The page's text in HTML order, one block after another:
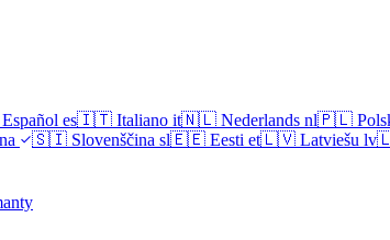
Español es🇮🇹 Italiano it🇳🇱 Nederlands nl🇵🇱
🇸🇮 Slovenščina sl🇪🇪 Eesti et🇱🇻 Latviešu lv